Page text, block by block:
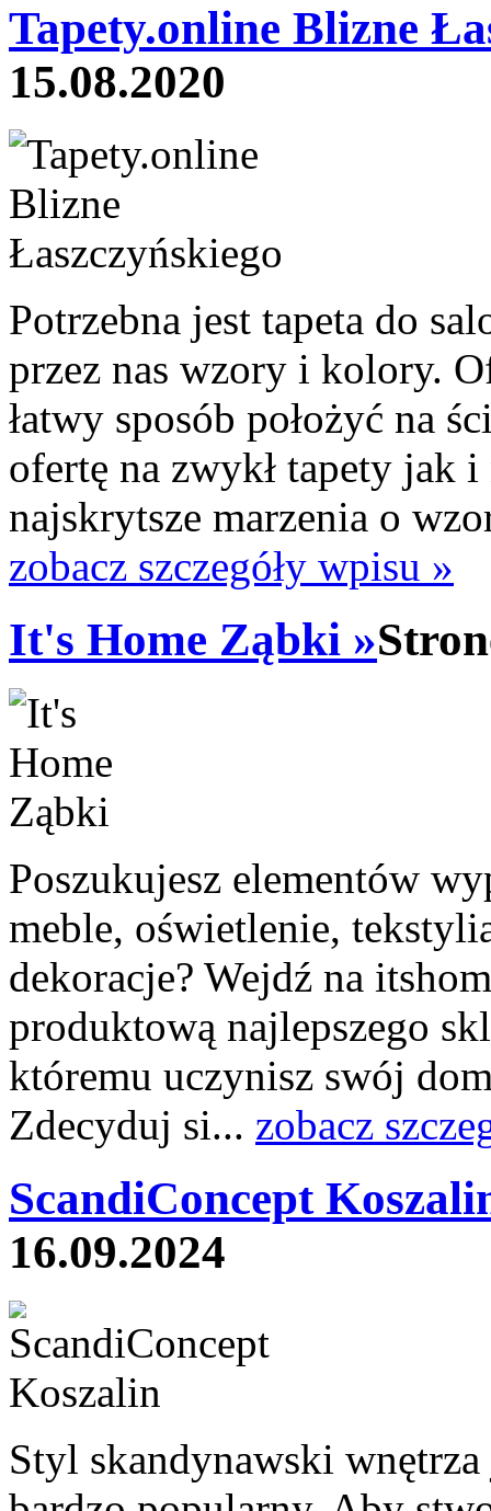
Tapety.online Blizne
15.08.2020
Potrzebna jest tapeta do
przez nas wzory i kolory.
łatwy sposób położyć na
ofertę na zwykł tapety jak i
najskrytsze marzenia o
zobacz szczegóły wpisu »
It's Home Ząbki »
Poszukujesz elementów
meble, oświetlenie,
dekoracje? Wejdź na
produktową najlepszego
któremu uczynisz swój
Zdecyduj si... zobacz
ScandiConcept
16.09.2024
Styl skandynawski